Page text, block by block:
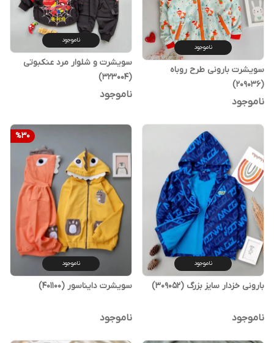
ناموجود
سویشرت بارونی طرح روباه
(209036)
ناموجود
ناموجود
سویشرت و شلوار مرد عنکبوتی
(323004)
ناموجود
ناموجود
بارونی خزدار سایز بزرگ (309052)
ناموجود
%30
ناموجود
سویشرت دایناسور (401100)
ناموجود